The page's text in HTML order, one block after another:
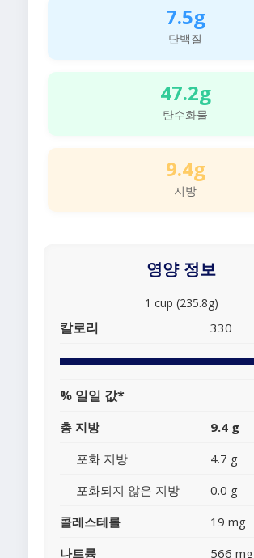
7.5g
단백질
47.2g
탄수화물
9.4g
지방
영양 정보
1 cup (235.8g)
칼로리 330
% 일일 값*
총 지방 9.4 g
포화 지방
4.7 g
포화되지 않은 지방
0.0 g
콜레스테롤
19 mg
나트륨
566 mg